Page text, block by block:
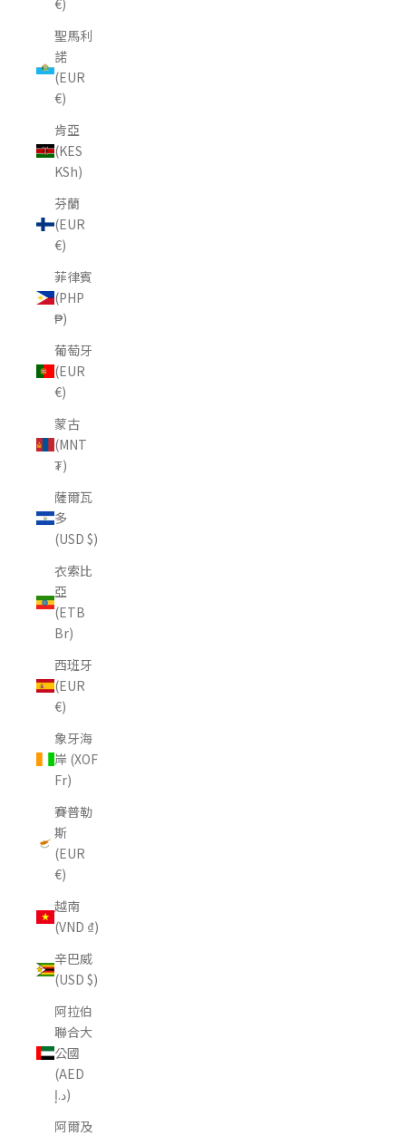
€)
聖馬利
諾
(EUR
€)
肯亞
(KES
KSh)
芬蘭
(EUR
€)
菲律賓
(PHP
₱)
葡萄牙
(EUR
€)
蒙古
(MNT
₮)
薩爾瓦
多
(USD $)
衣索比
亞
(ETB
Br)
西班牙
(EUR
€)
象牙海
岸 (XOF
Fr)
賽普勒
斯
(EUR
€)
越南
(VND ₫)
辛巴威
(USD $)
阿拉伯
聯合大
公國
(AED
د.إ)
阿爾及